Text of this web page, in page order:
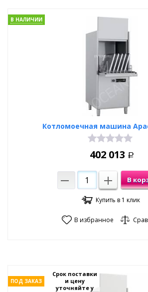
Котломоечная машина
В НАЛИЧИИ
402 013 Р
В
Купить в 1 клик
В избранное
ПОД ЗАКАЗ
Срок поставки
и цену
уточняйте у